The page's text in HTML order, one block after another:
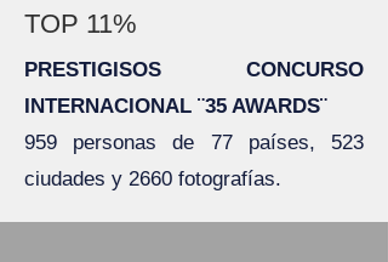
TOP 11%
PRESTIGISOS CONCURSO
INTERNACIONAL ¨35 AWARDS¨
959 personas de 77 países, 523
ciudades y 2660 fotografías.